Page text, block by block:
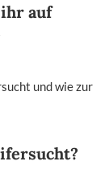
auf
und wie zur